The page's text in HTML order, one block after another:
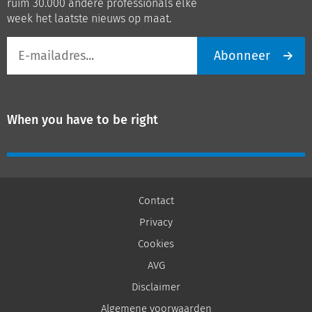
ruim 30.000 andere professionals elke
week het laatste nieuws op maat.
mailadres
Abonneer
When you have to be right
Contact
Privacy
Cookies
AVG
Disclaimer
Algemene voorwaarden